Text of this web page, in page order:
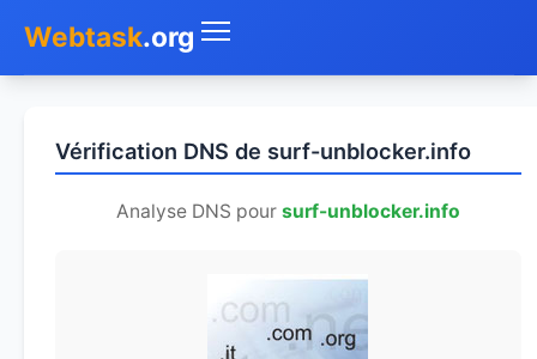
Webtask.org
Whois
Vérification DNS de surf-unblocker.info
Analyse DNS pour surf-unblocker.info